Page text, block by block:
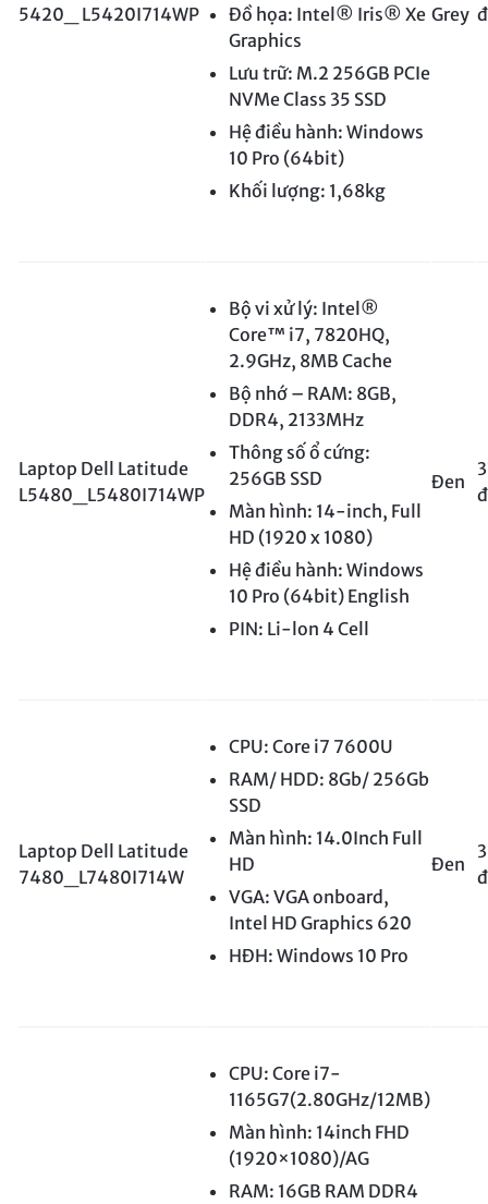
5420_ L5420I714WP
Đồ họa: Intel® Iris® Xe
Graphics
Lưu trữ: M.2 256GB PCIe
NVMe Class 35 SSD
Hệ điều hành: Windows
10 Pro (64bit)
Khối lượng: 1,68kg
Grey đ
Laptop Dell Latitude
L5480_L5480I714WP
Bộ vi xử lý: Intel®
Core™ i7, 7820HQ,
2.9GHz, 8MB Cache
Bộ nhớ – RAM: 8GB,
DDR4, 2133MHz
Thông số ổ cứng:
256GB SSD
Màn hình: 14-inch, Full
HD (1920 x 1080)
Hệ điều hành: Windows
10 Pro (64bit) English
PIN: Li-lon 4 Cell
Đen
đ
Laptop Dell Latitude
7480_L7480I714W
CPU: Core i7 7600U
RAM/ HDD: 8Gb/ 256Gb
SSD
Màn hình: 14.0Inch Full
HD
VGA: VGA onboard,
Intel HD Graphics 620
HĐH: Windows 10 Pro
Đen
đ
CPU: Core i7-
1165G7(2.80GHz/12MB)
Màn hình: 14inch FHD
(1920×1080)/AG
RAM: 16GB RAM DDR4